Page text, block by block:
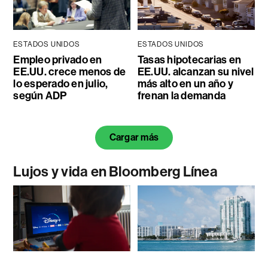
ESTADOS UNIDOS
Empleo privado en
EE.UU. crece menos de
lo esperado en julio,
según ADP
ESTADOS UNIDOS
Tasas hipotecarias en
EE.UU. alcanzan su nivel
más alto en un año y
frenan la demanda
Cargar más
Lujos y vida en Bloomberg Línea